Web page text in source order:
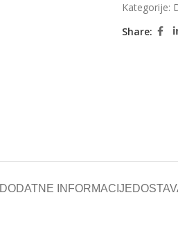
Kategorije:
Share:
DODATNE INFORMACIJE